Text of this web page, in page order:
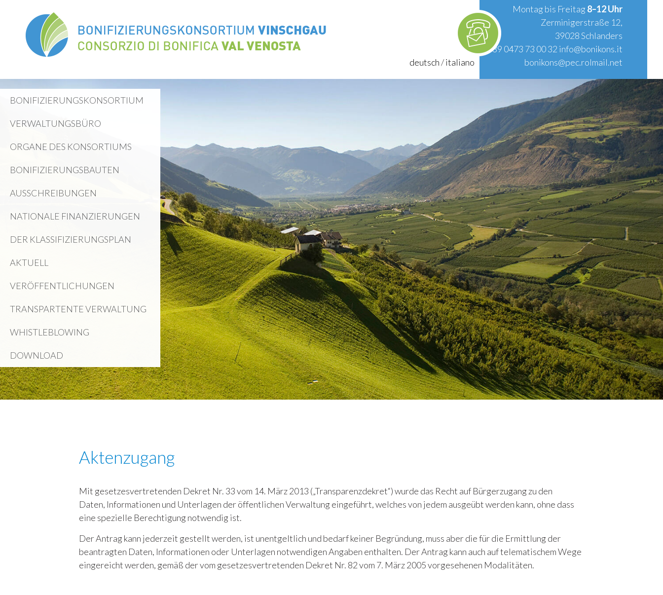
Montag bis Freitag 8–12 Uhr
Zerminigerstraße 12,
39028 Schlanders
T.+39 0473 73 00 32 info@bonikons.it
bonikons@pec.rolmail.net
deutsch/italiano
BONIFIZIERUNGSKONSORTIUM
VERWALTUNGSBÜRO
ORGANE DES KONSORTIUMS
BONIFIZIERUNGSBAUTEN
AUSSCHREIBUNGEN
NATIONALE FINANZIERUNGEN
DER KLASSIFIZIERUNGSPLAN
AKTUELL
VERÖFFENTLICHUNGEN
TRANSPARTENTE VERWALTUNG
WHISTLEBLOWING
DOWNLOAD
Aktenzugang
Mit gesetzesvertretenden Dekret Nr. 33 vom 14. März 2013 („Transparenzdekret“) wurde das Recht auf Bürgerzugang zu den
Daten, Informationen und Unterlagen der öffentlichen Verwaltung eingeführt, welches von jedem ausgeübt werden kann, ohne dass
eine spezielle Berechtigung notwendig ist.
Der Antrag kann jederzeit gestellt werden, ist unentgeltlich und bedarf keiner Begründung, muss aber die für die Ermittlung der
beantragten Daten, Informationen oder Unterlagen notwendigen Angaben enthalten. Der Antrag kann auch auf telematischem Wege
eingereicht werden, gemäß der vom gesetzesvertretenden Dekret Nr. 82 vom 7. März 2005 vorgesehenen Modalitäten.